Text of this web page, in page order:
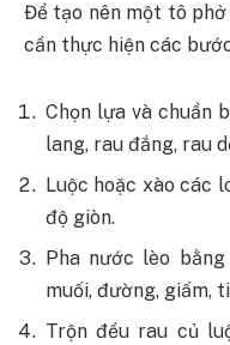
Để tạo nên một tô phở
cần thực hiện các
Chọn lựa và chuẩn
lang, rau đắng, rau
Luộc hoặc xào các
độ giòn.
Pha nước lèo
muối, đường, giấm,
Trộn đều rau củ